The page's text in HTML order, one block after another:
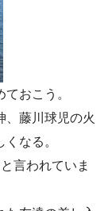
おこう。
、藤川球児の火
なる。
言われていま